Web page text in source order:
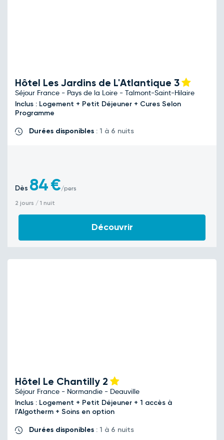
Hôtel Les Jardins de L'Atlantique 3
Séjour France - Pays de la Loire - Talmont-Saint-Hilaire
Inclus : Logement + Petit Déjeuner + Cures Selon
Programme
Durées disponibles : 1 à 6 nuits
Dès 84€/pers
2 jours / 1 nuit
Découvrir
Hôtel Le Chantilly 2
Séjour France - Normandie - Deauville
Inclus : Logement + Petit Déjeuner + 1 accès à
l'Algotherm + Soins en option
Durées disponibles : 1 à 6 nuits